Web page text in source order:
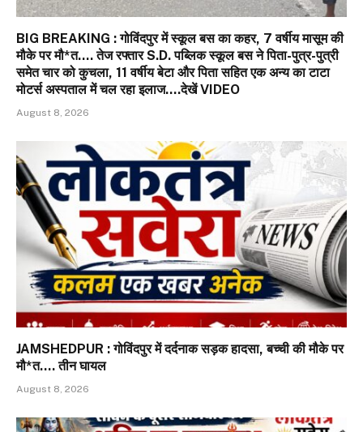
BIG BREAKING : गोविंदपुर में स्कूल बस का कहर, 7 वर्षीय मासूम की
मौके पर मौ*त…. तेज रफ्तार S.D. पब्लिक स्कूल बस ने पिता-पुत्र-पुत्री
समेत चार को कुचला, 11 वर्षीय बेटा और पिता सहित एक अन्य का टाटा
मोटर्स अस्पताल में चल रहा इलाज….देखें VIDEO
August 8, 2026
JAMSHEDPUR : गोविंदपुर में दर्दनाक सड़क हादसा, बच्ची की मौके पर
मौ*त…. तीन घायल
August 8, 2026